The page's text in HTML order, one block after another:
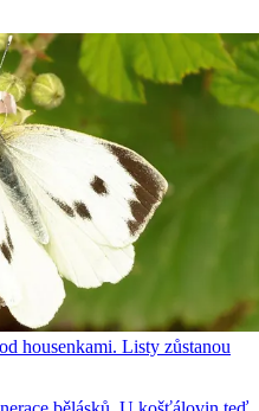
housenkami. Listy zůstanou